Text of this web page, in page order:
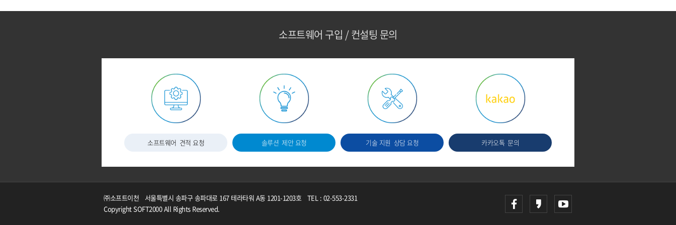
소프트웨어 구입 / 컨설팅 문의
소프트웨어 견적 요청 솔루션 제안 요청 기술 지원 상담 요청 카카오톡 문의
㈜소프트이천 서울특별시 송파구 송파대로 167 테라타워 A동 1201-1203호
TEL : 02-553-2331
Copyright SOFT2000 All Rights Reserved.